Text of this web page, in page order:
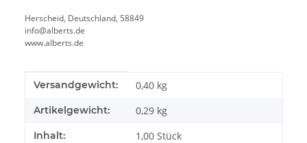
Herscheid, Deutschland, 58849
info@alberts.de
www.alberts.de
Produkteigenschaft
Wert
Versandgewicht: 0,40 kg
Artikelgewicht: 0,29 kg
Inhalt: 1,00 Stück